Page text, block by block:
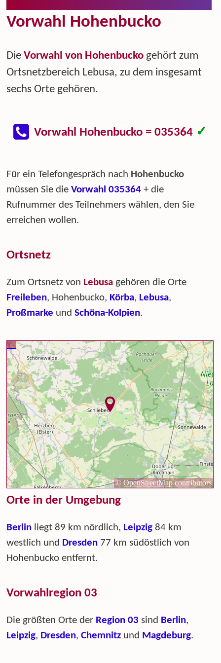
Vorwahl Hohenbucko
DieVorwahl von Hohenbucko gehört zum
Ortsnetzbereich Lebusa, zu dem insgesamt
sechs Orte gehören.
Vorwahl Hohenbucko = 035364 ✓
Für ein Telefongespräch nach Hohenbucko
müssen Sie dieVorwahl 035364 + die
Rufnummer des Teilnehmers wählen, den Sie
erreichen wollen.
Ortsnetz
Zum Ortsnetz von Lebusa gehören die Orte
Freileben, Hohenbucko, Körba, Lebusa,
Proßmarke undSchöna-Kolpien.
Orte in der Umgebung
Berlin liegt 89 km nördlich, Leipzig 84 km
westlich und Dresden 77 km südöstlich von
Hohenbucko entfernt.
Vorwahlregion 03
Die größten Orte der Region 03 sind Berlin,
Leipzig, Dresden,Chemnitz und Magdeburg.